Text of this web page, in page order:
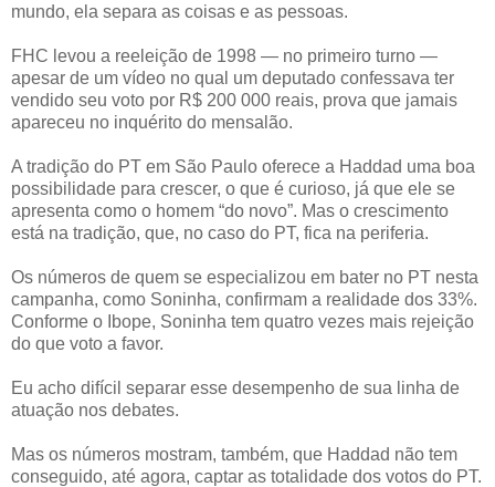
mundo, ela separa as coisas e as pessoas.
FHC levou a reeleição de 1998 — no primeiro turno —
apesar de um vídeo no qual um deputado confessava ter
vendido seu voto por R$ 200 000 reais, prova que jamais
apareceu no inquérito do mensalão.
A tradição do PT em São Paulo oferece a Haddad uma boa
possibilidade para crescer, o que é curioso, já que ele se
apresenta como o homem “do novo”. Mas o crescimento
está na tradição, que, no caso do PT, fica na periferia.
Os números de quem se especializou em bater no PT nesta
campanha, como Soninha, confirmam a realidade dos 33%.
Conforme o Ibope, Soninha tem quatro vezes mais rejeição
do que voto a favor.
Eu acho difícil separar esse desempenho de sua linha de
atuação nos debates.
Mas os números mostram, também, que Haddad não tem
conseguido, até agora, captar as totalidade dos votos do PT.